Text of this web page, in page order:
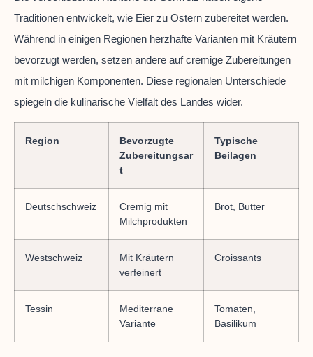
Traditionen entwickelt, wie Eier zu Ostern zubereitet werden.
Während in einigen Regionen herzhafte Varianten mit Kräutern
bevorzugt werden, setzen andere auf cremige Zubereitungen
mit milchigen Komponenten. Diese regionalen Unterschiede
spiegeln die kulinarische Vielfalt des Landes wider.
Region
Bevorzugte
Zubereitungsar
t
Typische
Beilagen
Deutschschweiz
Cremig mit
Milchprodukten
Brot, Butter
Westschweiz
Mit Kräutern
verfeinert
Croissants
Tessin
Mediterrane
Variante
Tomaten,
Basilikum